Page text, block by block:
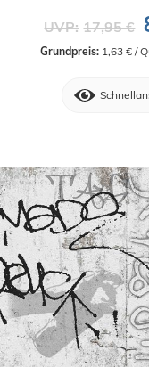
UVP: 17,95 €
Grundpreis: 1,63 € /